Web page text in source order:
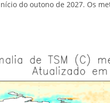
do outono de 2027. Os